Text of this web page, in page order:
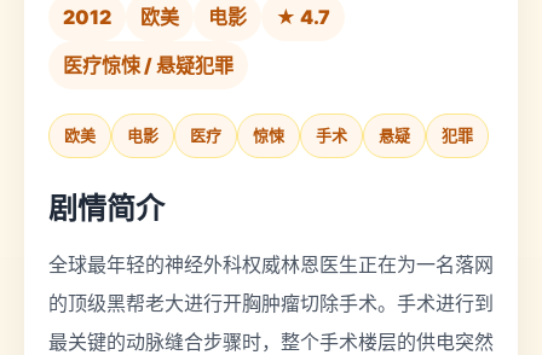
2012 欧美 电影
★ 4.7
医疗惊悚 / 悬疑犯罪
欧美 电影 医疗 惊悚 手术 悬疑 犯罪
剧情简介
全球最年轻的神经外科权威林恩医生正在为一名落网
的顶级黑帮老大进行开胸肿瘤切除手术。手术进行到
最关键的动脉缝合步骤时，整个手术楼层的供电突然